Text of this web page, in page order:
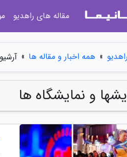
» همه اخبار و مقاله ها »
و نمایشگاه ها
مقاله های راهدیو